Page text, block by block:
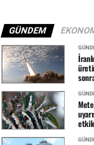
GÜNDEM